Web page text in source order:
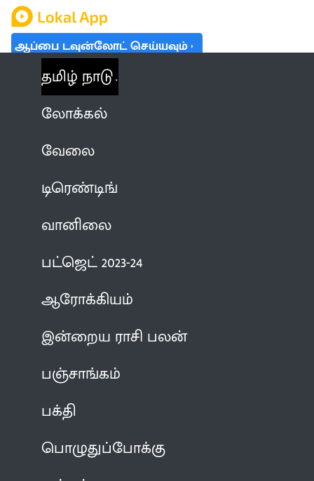
ஆப்பை டவுன்லோட் செய்யவும்
தமிழ் நாடு
லோக்கல்
வேலை
டிரெண்டிங்
வானிலை
பட்ஜெட் 2023-24
ஆரோக்கியம்
இன்றைய ராசி பலன்
பஞ்சாங்கம்
பக்தி
பொழுதுப்போக்கு